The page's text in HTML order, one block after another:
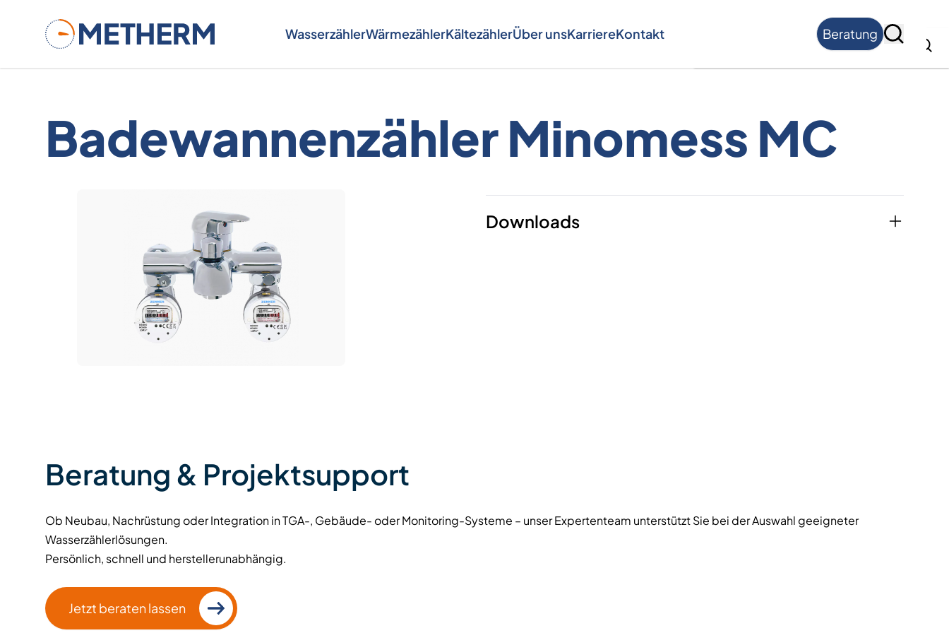
Metherm
WasserzählerWärmezählerKältezählerÜber unsKarriereKontakt Beratung
Badewannenzähler Minomess MC
Downloads
Beratung & Projektsupport
Ob Neubau, Nachrüstung oder Integration in TGA-, Gebäude- oder Monitoring-Systeme – unser Expertenteam unterstützt Sie bei der Auswahl geeigneter
Wasserzählerlösungen.
Persönlich, schnell und herstellerunabhängig.
Jetzt beraten lassen